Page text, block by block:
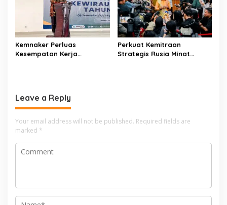
Kemnaker Perluas
Kesempatan Kerja
Perkuat Kemitraan
Strategis Rusia Minat
Leave a Reply
Your email address will not be published. Required fields are
marked *